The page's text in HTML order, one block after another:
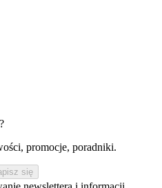
promocje, poradniki.
się